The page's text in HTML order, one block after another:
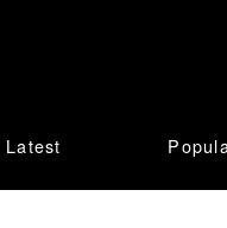
Latest